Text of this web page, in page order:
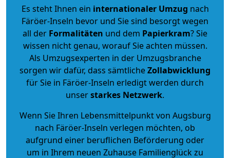
Es steht Ihnen ein internationaler Umzug nach
Färöer-Inseln bevor und Sie sind besorgt wegen
all der Formalitäten und dem Papierkram? Sie
wissen nicht genau, worauf Sie achten müssen.
Als Umzugsexperten in der Umzugsbranche
sorgen wir dafür, dass sämtlicheZollabwicklung
für Sie in Färöer-Inseln erledigt werden durch
unserstarkes Netzwerk.
Wenn Sie Ihren Lebensmittelpunkt von Augsburg
nach Färöer-Inseln verlegen möchten, ob
aufgrund einer beruflichen Beförderung oder
um in Ihrem neuen Zuhause Familienglück zu